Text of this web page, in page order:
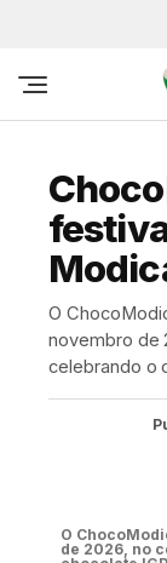
O
novembro de
celebrando o
O
de 2026, no